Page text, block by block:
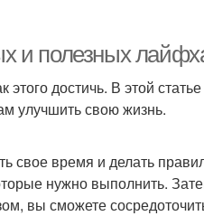
и полезных
достичь. В этой
улучшить свою жизнь.
свое время и делать
нужно выполнить.
вы сможете